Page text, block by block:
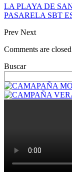
LA PLAYA DE
PASARELA SBT
Prev Next
Comments are
Buscar